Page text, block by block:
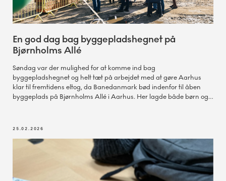
En god dag bag byggepladshegnet på
Bjørnholms Allé
Søndag var der mulighed for at komme ind bag
byggepladshegnet og helt tæt på arbejdet med at gøre Aarhus
klar til fremtidens eltog, da Banedanmark bød indenfor til åben
byggeplads på Bjørnholms Allé i Aarhus. Her lagde både børn og
25.02.2026